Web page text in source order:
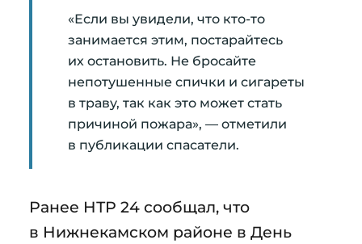
«Если вы увидели, что кто-то
занимается этим, постарайтесь
их остановить. Не бросайте
непотушенные спички и сигареты
в траву, так как это может стать
причиной пожара», — отметили
в публикации спасатели.
Ранее НТР 24 сообщал, что
в Нижнекамском районе в День